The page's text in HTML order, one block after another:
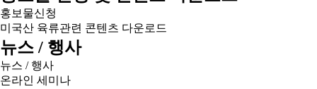
홍보물신청
미국산 육류관련 콘텐츠 다운로드
뉴스 / 행사
뉴스 / 행사
온라인 세미나